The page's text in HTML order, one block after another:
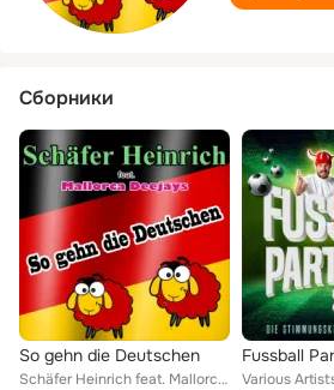
Сборники
So gehn die Deutschen
Schäfer Heinrich feat. Mallorca Deejays